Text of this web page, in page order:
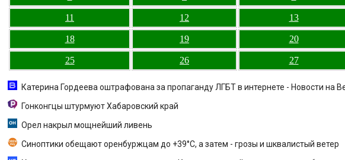
11 12 13
18 19 20
25 26 27
Катерина Гордеева оштрафована за пропаганду ЛГБТ в интернете - Новости на
Гонконгцы штурмуют Хабаровский край
Орел накрыл мощнейший ливень
Синоптики обещают оренбуржцам до +39°С, а затем - грозы и шквалистый ветер